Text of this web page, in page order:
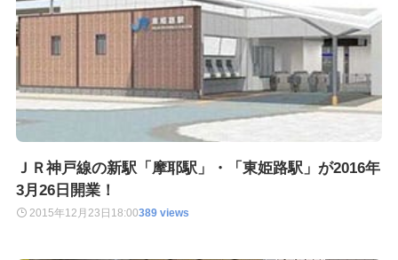
ＪＲ神戸線の新駅「摩耶駅」・「東姫路駅」が2016年
3月26日開業！
2015年12月23日 18:00389 views